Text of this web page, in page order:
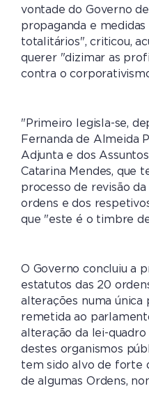
vontade do Governo
propaganda e
totalitários", criticou,
querer "dizimar as
contra o
"Primeiro legisla-se,
Fernanda de Almeida
Adjunta e dos
Catarina Mendes, que
processo de revisão
ordens e dos
que "este é o timbre
O Governo concluiu a
estatutos das 20
alterações numa única
remetida ao
alteração da lei-
destes organismos
tem sido alvo de forte
de algumas Ordens,